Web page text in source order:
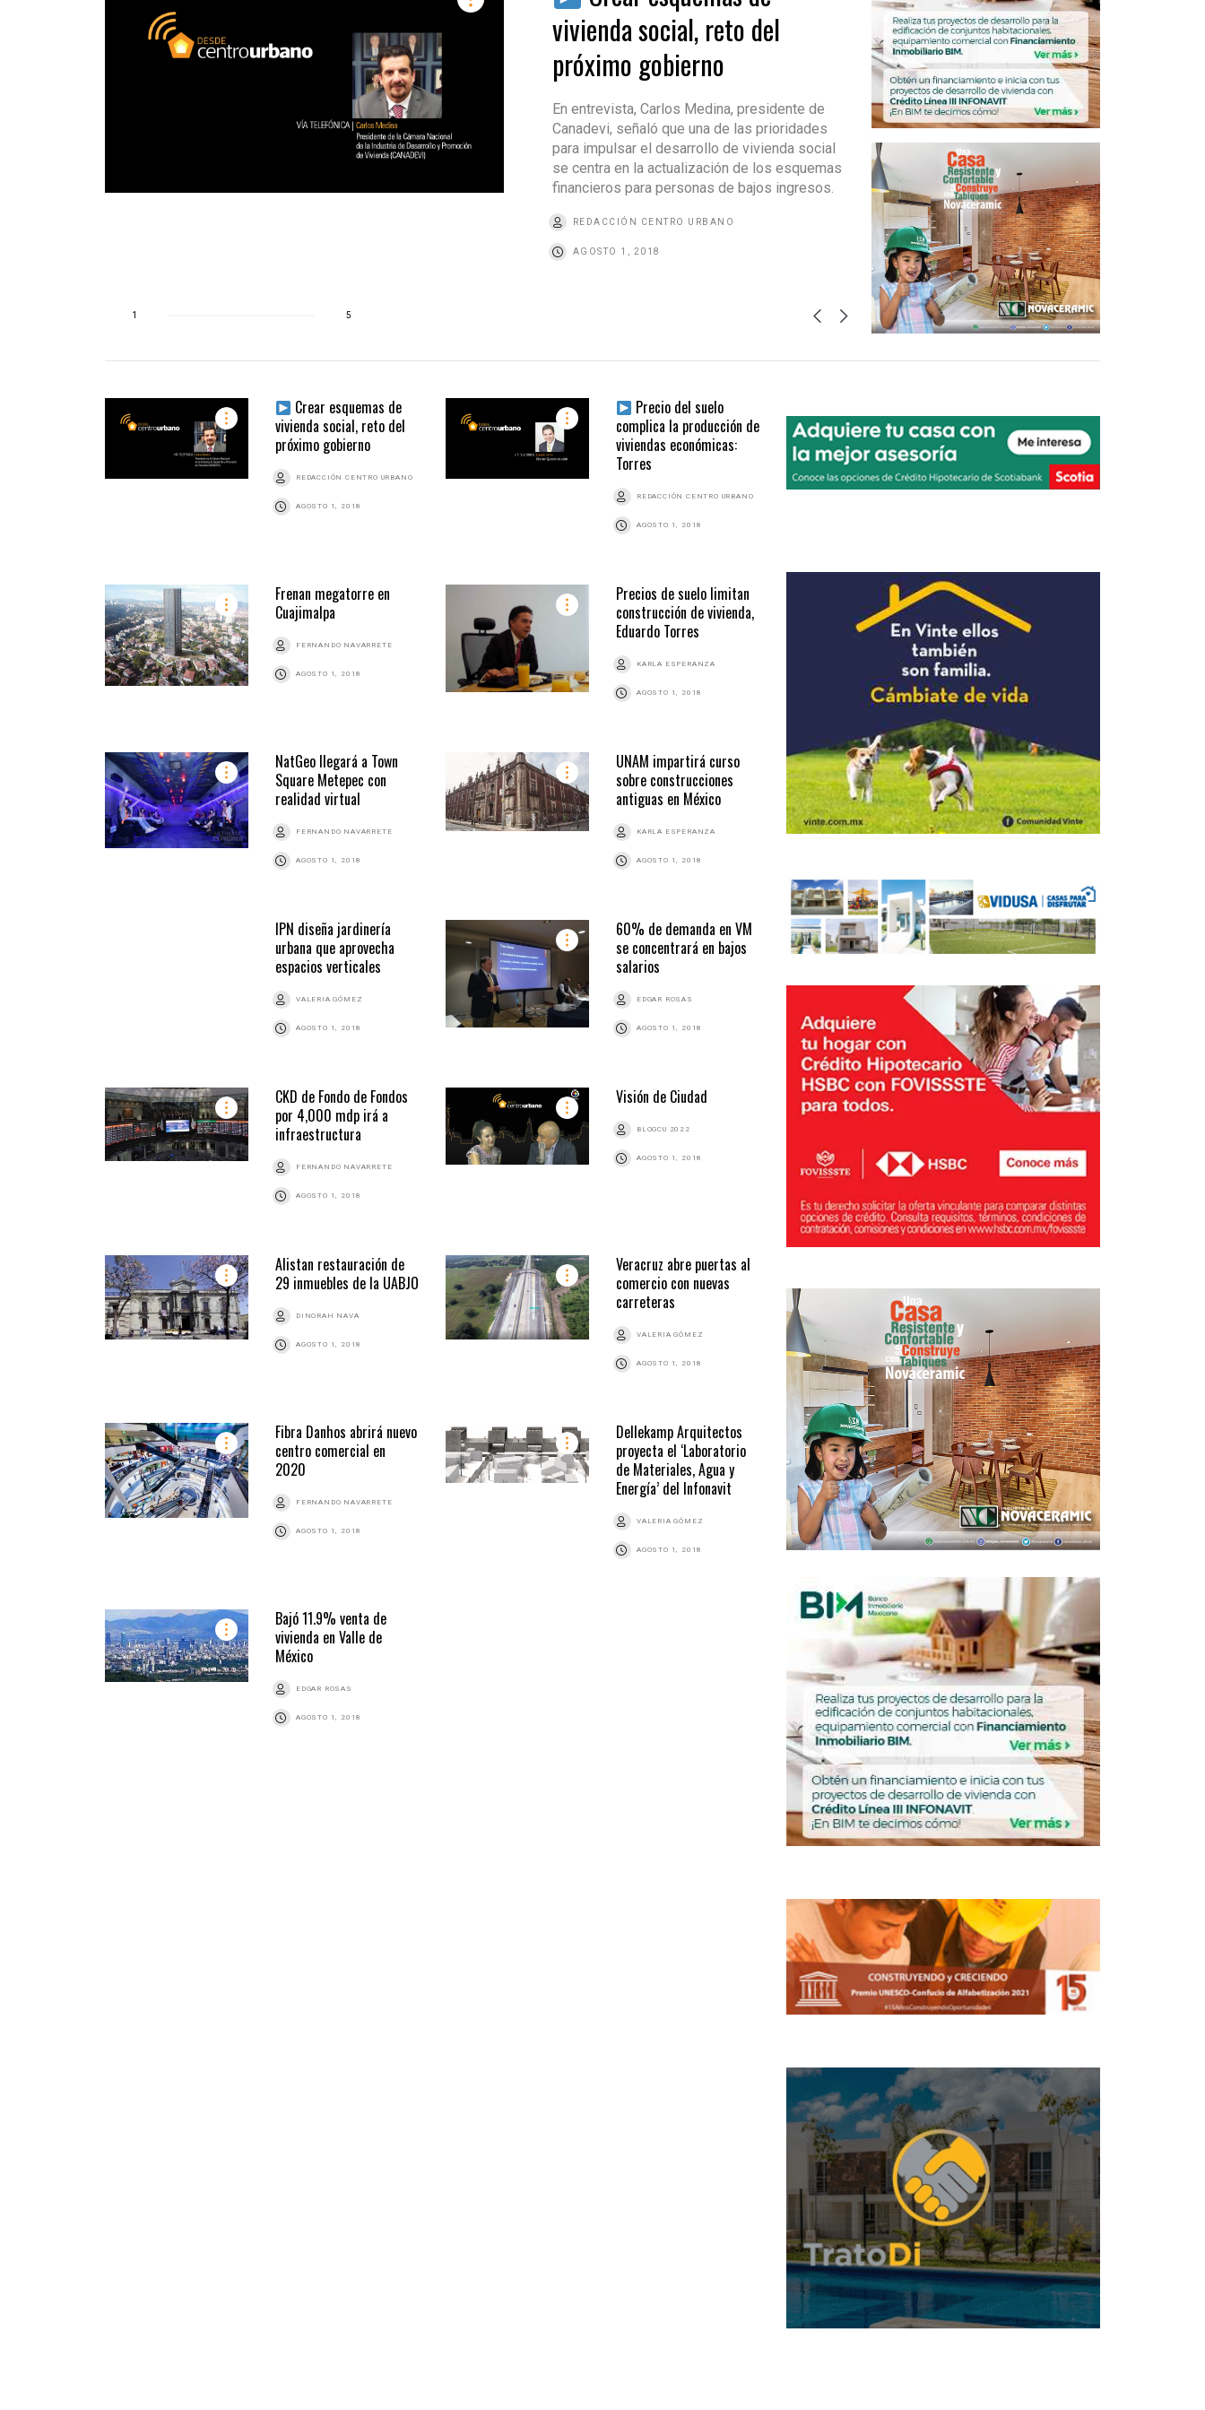
vivienda social, reto del
próximo gobierno
En entrevista, Carlos Medina, presidente de
Canadevi, señaló que una de las prioridades
para impulsar el desarrollo de vivienda social
se centra en la actualización de los esquemas
financieros para personas de bajos ingresos.
REDACCIÓN CENTRO URBANO
AGOSTO 1, 2018
1 5
Crear esquemas de
vivienda social, reto del
próximo gobierno
REDACCIÓN CENTRO URBANO
AGOSTO 1, 2018
Precio del suelo
complica la producción de
viviendas económicas:
Torres
REDACCIÓN CENTRO URBANO
AGOSTO 1, 2018
Frenan megatorre en
Cuajimalpa
FERNANDO NAVARRETE
AGOSTO 1, 2018
Precios de suelo limitan
construcción de vivienda,
Eduardo Torres
KARLA ESPERANZA
AGOSTO 1, 2018
NatGeo llegará a Town
Square Metepec con
realidad virtual
FERNANDO NAVARRETE
AGOSTO 1, 2018
UNAM impartirá curso
sobre construcciones
antiguas en México
KARLA ESPERANZA
AGOSTO 1, 2018
IPN diseña jardinería
urbana que aprovecha
espacios verticales
VALERIA GÓMEZ
AGOSTO 1, 2018
60% de demanda en VM
se concentrará en bajos
salarios
EDGAR ROSAS
AGOSTO 1, 2018
CKD de Fondo de Fondos
por 4,000 mdp irá a
infraestructura
FERNANDO NAVARRETE
AGOSTO 1, 2018
Visión de Ciudad
BLOGCU 2022
AGOSTO 1, 2018
Alistan restauración de
29 inmuebles de la UABJO
DINORAH NAVA
AGOSTO 1, 2018
Veracruz abre puertas al
comercio con nuevas
carreteras
VALERIA GÓMEZ
AGOSTO 1, 2018
Fibra Danhos abrirá nuevo
centro comercial en
2020
FERNANDO NAVARRETE
AGOSTO 1, 2018
Dellekamp Arquitectos
proyecta el ‘Laboratorio
de Materiales, Agua y
Energía’ del Infonavit
VALERIA GÓMEZ
AGOSTO 1, 2018
Bajó 11.9% venta de
vivienda en Valle de
México
EDGAR ROSAS
AGOSTO 1, 2018